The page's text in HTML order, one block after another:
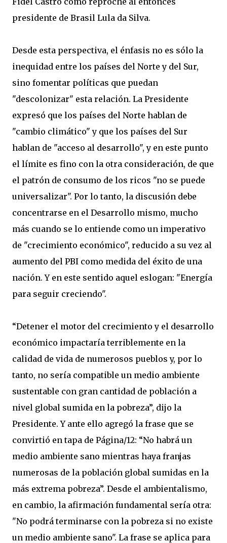
presidente de Brasil Lula da Silva.
Desde esta perspectiva, el énfasis no es sólo la
inequidad entre los países del Norte y del Sur,
sino fomentar políticas que puedan
"descolonizar" esta relación. La Presidente
expresó que los países del Norte hablan de
"cambio climático" y que los países del Sur
hablan de "acceso al desarrollo", y en este punto
el límite es fino con la otra consideración, de que
el patrón de consumo de los ricos "no se puede
universalizar". Por lo tanto, la discusión debe
concentrarse en el Desarrollo mismo, mucho
más cuando se lo entiende como un imperativo
de "crecimiento económico", reducido a su vez al
aumento del PBI como medida del éxito de una
nación. Y en este sentido aquel eslogan: "Energía
para seguir creciendo".
“Detener el motor del crecimiento y el desarrollo
económico impactaría terriblemente en la
calidad de vida de numerosos pueblos y, por lo
tanto, no sería compatible un medio ambiente
sustentable con gran cantidad de población a
nivel global sumida en la pobreza”, dijo la
Presidente. Y ante ello agregó la frase que se
convirtió en tapa de Página/12: “No habrá un
medio ambiente sano mientras haya franjas
numerosas de la población global sumidas en la
más extrema pobreza”. Desde el ambientalismo,
en cambio, la afirmación fundamental sería otra:
"No podrá terminarse con la pobreza si no existe
un medio ambiente sano". La frase se aplica para